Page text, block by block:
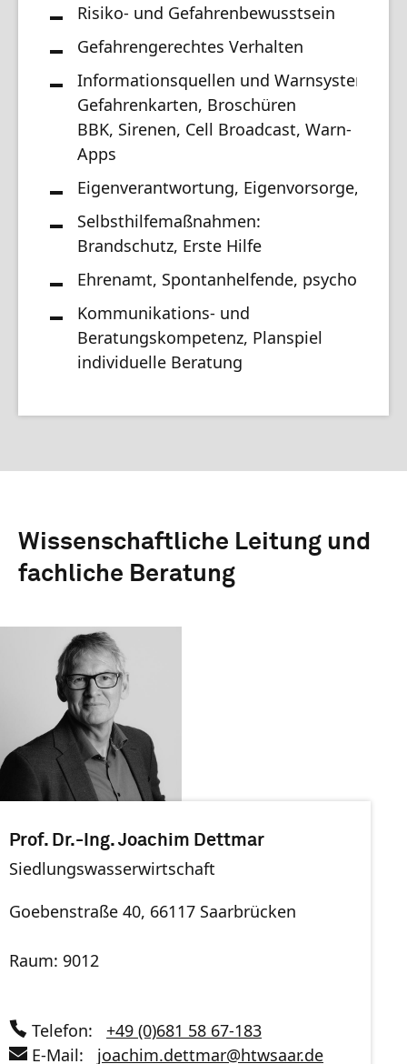
Risiko- und Gefahrenbewusstsein
Gefahrengerechtes Verhalten
Informationsquellen und Warnsysteme:
Gefahrenkarten, Broschüren
BBK, Sirenen, Cell Broadcast, Warn-
Apps
Eigenverantwortung, Eigenvorsorge,
Selbsthilfemaßnahmen:
Brandschutz, Erste Hilfe
Ehrenamt, Spontanhelfende,
Kommunikations- und
Beratungskompetenz, Planspiel
individuelle Beratung
Wissenschaftliche Leitung und
fachliche Beratung
Prof. Dr.-Ing. Joachim Dettmar
Siedlungswasserwirtschaft
Goebenstraße 40, 66117 Saarbrücken
Raum: 9012
Telefon:
+49 (0)681 58 67-183
E-Mail:
joachim.dettmar@htwsaar.de